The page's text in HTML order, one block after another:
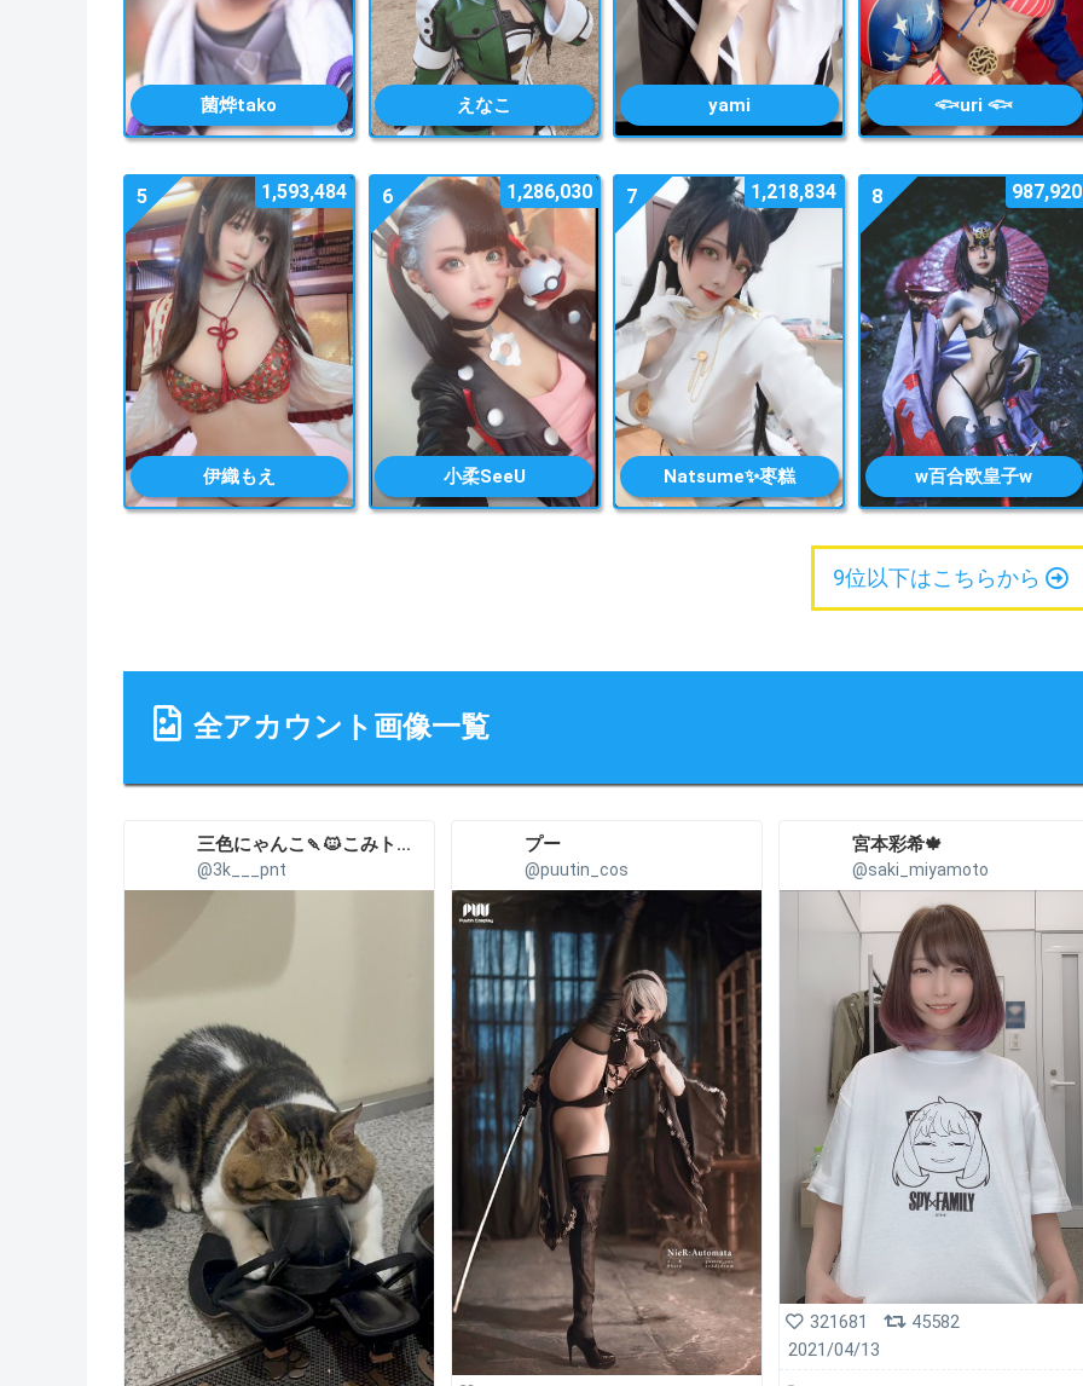
菌烨tako えなこ yami 𓆟uri 𓆟
伊織もえ
5 1,593,484
小柔SeeU
6 1,286,030
Natsume✨枣糕
7 1,218,834
w百合欧皇子w
8 987,920
9位以下はこちらから
全アカウント画像一覧
三色にゃんこ🍡🐱こみトレ5号館H27a
@3k___pnt
プー
@puutin_cos
宮本彩希🍁
@saki_miyamoto
321681
45582
2021/04/13